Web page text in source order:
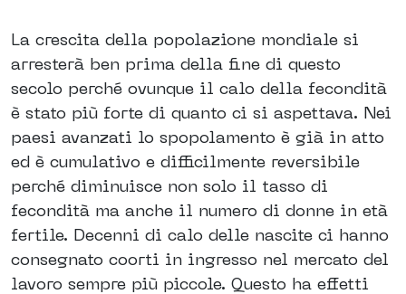
La crescita della popolazione mondiale si
arresterà ben prima della fine di questo
secolo perché ovunque il calo della fecondità
è stato più forte di quanto ci si aspettava. Nei
paesi avanzati lo spopolamento è già in atto
ed è cumulativo e difficilmente reversibile
perché diminuisce non solo il tasso di
fecondità ma anche il numero di donne in età
fertile. Decenni di calo delle nascite ci hanno
consegnato coorti in ingresso nel mercato del
lavoro sempre più piccole. Questo ha effetti